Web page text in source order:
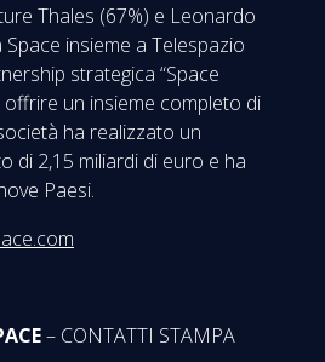
Thales (67%) e Leonardo
Space insieme a Telespazio
strategica “Space
offrire un insieme completo di
ha realizzato un
di 2,15 miliardi di euro e ha
Paesi.
– CONTATTI STAMPA